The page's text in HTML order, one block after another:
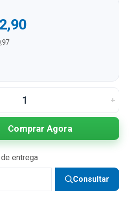
R$ 32,90
R$ 10,97 sem juros
Comprar Agora
entrega
Consultar